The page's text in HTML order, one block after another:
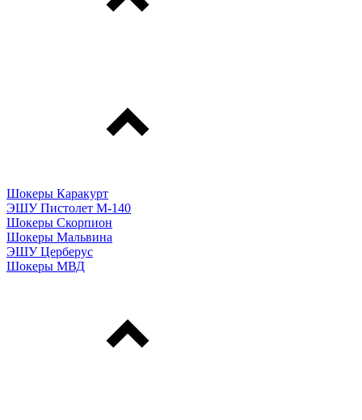
Шокеры Каракурт
ЭШУ Пистолет М-140
Шокеры Скорпион
Шокеры Мальвина
ЭШУ Церберус
Шокеры МВД